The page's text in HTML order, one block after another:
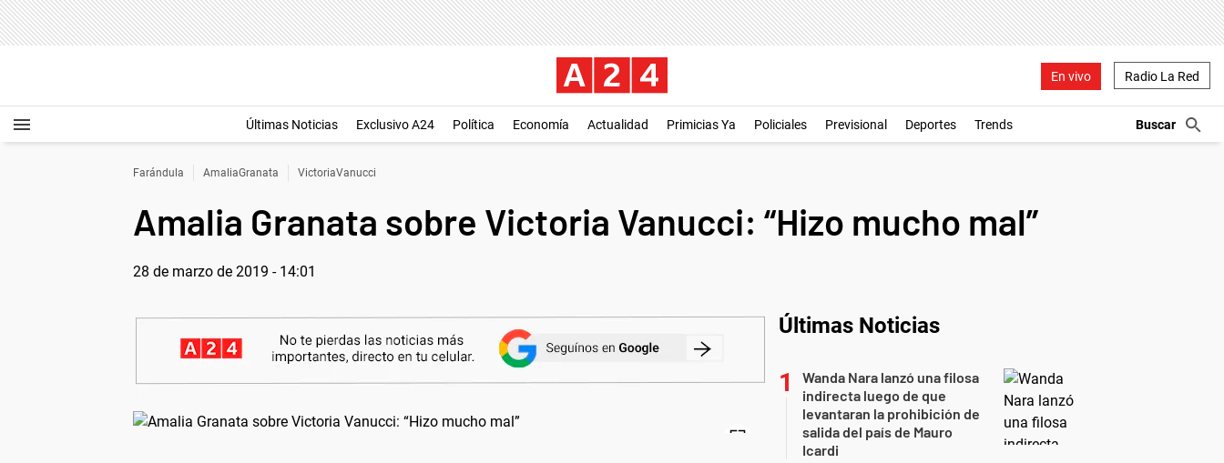
En vivo Radio La Red
Últimas Noticias Exclusivo A24 Política Economía Actualidad Primicias Ya Policiales Previsional Deportes Trends
Farándula AmaliaGranata VictoriaVanucci
Amalia Granata sobre Victoria Vanucci: “Hizo mucho mal”
28 de marzo de 2019 - 14:01
Últimas Noticias
Wanda Nara lanzó una filosa
indirecta luego de que
levantaran la prohibición de
salida del país de Mauro
Icardi